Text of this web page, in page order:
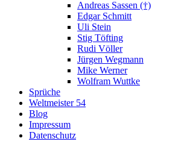
Andreas Sassen (†)
Edgar Schmitt
Uli Stein
Stig Töfting
Rudi Völler
Jürgen Wegmann
Mike Werner
Wolfram Wuttke
Sprüche
Weltmeister 54
Blog
Impressum
Datenschutz